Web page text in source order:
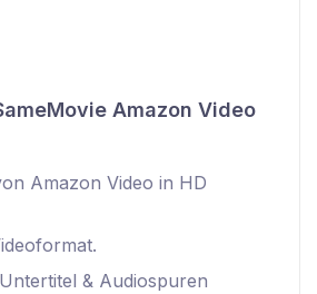
Amazon Video
Amazon Video in HD
& Audiospuren